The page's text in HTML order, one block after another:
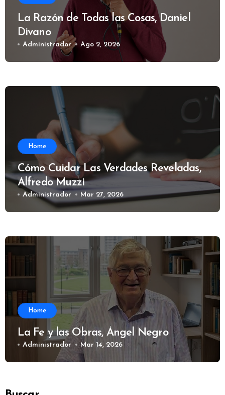
La Razón de Todas las Cosas, Daniel
Divano
Administrador Ago 2, 2026
Home
Cómo Cuidar Las Verdades Reveladas,
Alfredo Muzzi
Administrador Mar 27, 2026
Home
La Fe y las Obras, Ángel Negro
Administrador Mar 14, 2026